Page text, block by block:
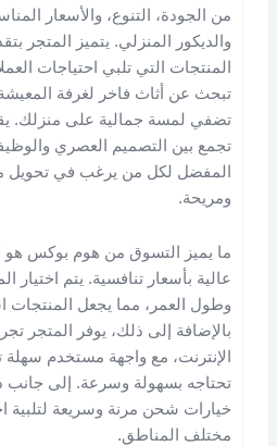
من الجودة، التنوع، والأسعار
والديكور المنزلي. يتميز المتجر
المنتجات التي تلبي احتياجات
تبحث عن أثاث فاخر لغرفة
تضفي لمسة جمالية على منزلك.
تجمع بين التصميم العصري
المفضل لكل من يرغب في تحويل
ومريحة.
ما يميز التسوق من هوم بوكس هو
عالية بأسعار تنافسية. يتم اختيار
وطول العمر، مما يجعل المنتجات
بالإضافة إلى ذلك، يوفر المتجر
الإنترنت، مع واجهة مستخدم
تحتاجه بسهولة وسرعة. إلى
خيارات شحن مرنة وسريعة لتلبية
مختلف المناطق.